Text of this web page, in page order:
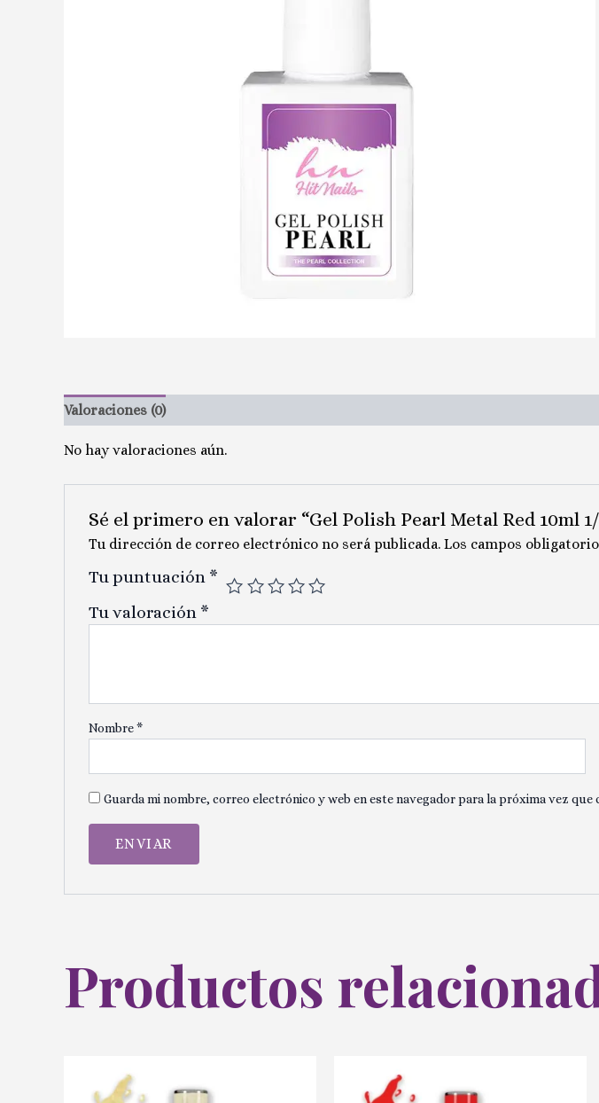
Valoraciones (0)
No hay valoraciones aún.
Sé el primero en valorar “Gel Polish Pearl Metal Red 10ml
Tu dirección de correo electrónico no será publicada. Los campos
Tu puntuación *
Tu valoración *
Nombre*
Guarda mi nombre, correo electrónico y web en este navegador para la próxima vez que
Productos